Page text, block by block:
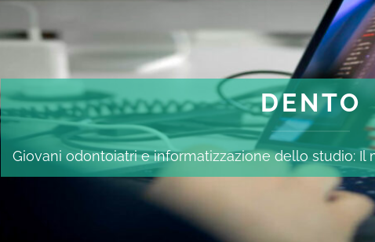
DENTO
Giovani odontoiatri e informatizzazione dello studio: